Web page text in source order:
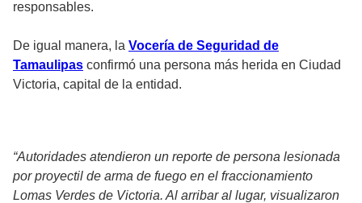
responsables.
De igual manera, la Vocería de Seguridad de
Tamaulipas confirmó una persona más herida en Ciudad
Victoria, capital de la entidad.
“Autoridades atendieron un reporte de persona lesionada
por proyectil de arma de fuego en el fraccionamiento
Lomas Verdes de Victoria. Al arribar al lugar, visualizaron